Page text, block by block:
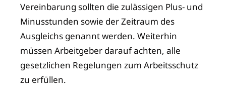
Vereinbarung sollten die zulässigen Plus- und
Minusstunden sowie der Zeitraum des
Ausgleichs genannt werden. Weiterhin
müssen Arbeitgeber darauf achten, alle
gesetzlichen Regelungen zum Arbeitsschutz
zu erfüllen.